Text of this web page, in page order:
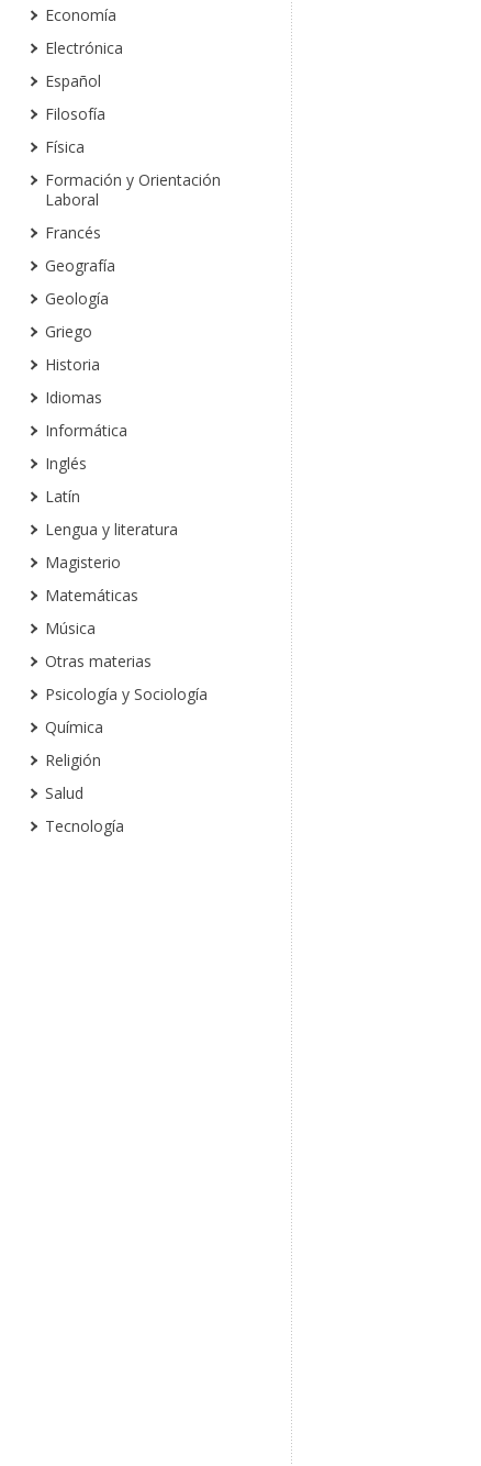
Economía
Electrónica
Español
Filosofía
Física
Formación y Orientación
Laboral
Francés
Geografía
Geología
Griego
Historia
Idiomas
Informática
Inglés
Latín
Lengua y literatura
Magisterio
Matemáticas
Música
Otras materias
Psicología y Sociología
Química
Religión
Salud
Tecnología